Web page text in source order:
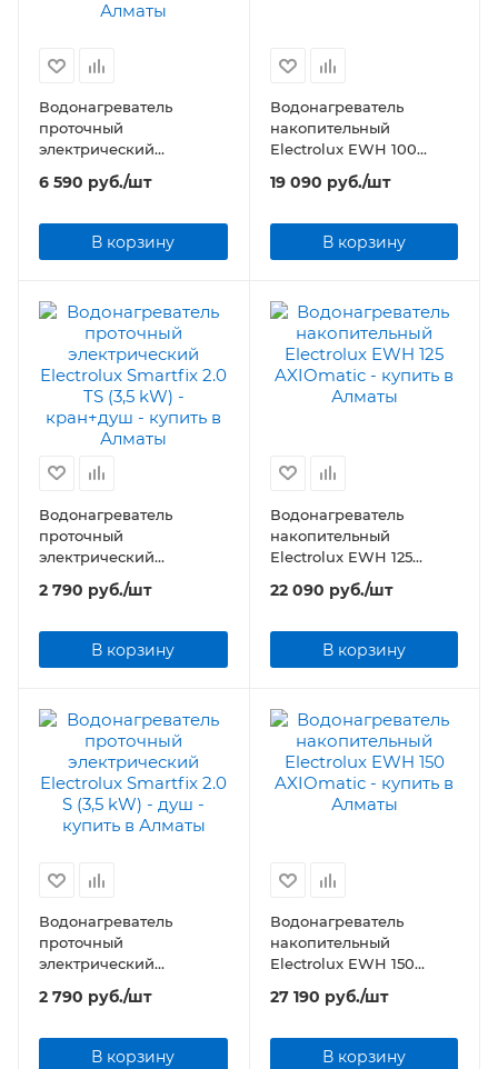
Водонагреватель
проточный
электрический
Electrolux Taptronic
Prime
6 590 руб./шт
В корзину
Водонагреватель
накопительный
Electrolux EWH 100
19 090 руб./шт
В корзину
Водонагреватель
проточный
электрический
Electrolux Smartfix 2.0 TS
(3,5 kW) - кран+душ
2 790 руб./шт
В корзину
Водонагреватель
накопительный
Electrolux EWH 125
22 090 руб./шт
В корзину
Водонагреватель
проточный
электрический
Electrolux Smartfix 2.0 S
(3,5 kW) - душ
2 790 руб./шт
В корзину
Водонагреватель
накопительный
Electrolux EWH 150
27 190 руб./шт
В корзину